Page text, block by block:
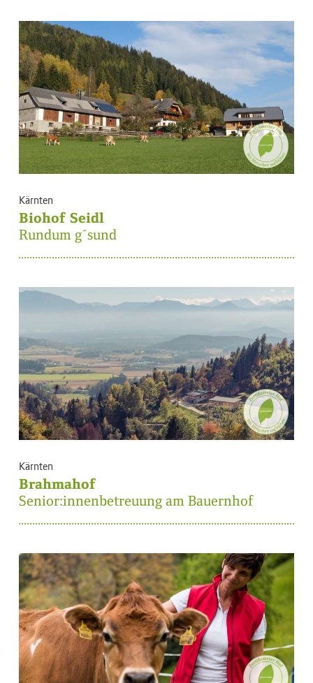
Kärnten
Biohof Seidl
Rundum g´sund
Kärnten
Brahmahof
Senior:innenbetreuung am Bauernhof